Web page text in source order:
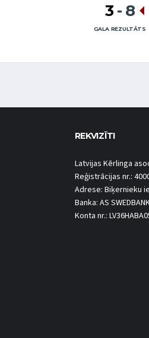
3 - 8
GALA REZULTĀTS
REKVIZĪTI
Latvijas Kērlinga
Reģistrācijas nr.:
Adrese: Biķernieku
Banka: AS
Konta nr.: